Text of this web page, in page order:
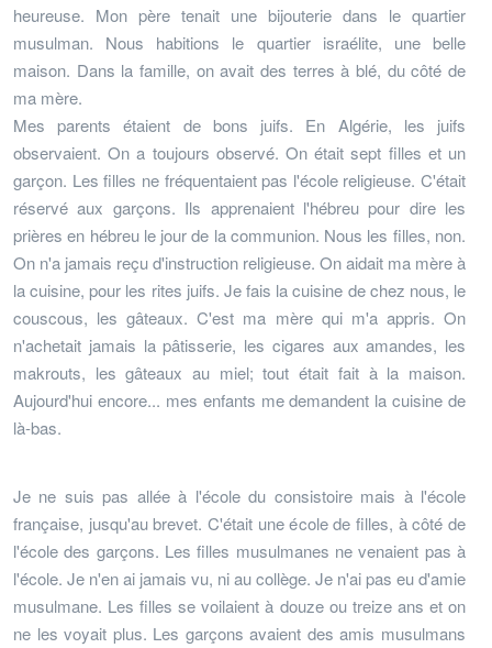
heureuse. Mon père tenait une bijouterie dans le quartier
musulman. Nous habitions le quartier israélite, une belle
maison. Dans la famille, on avait des terres à blé, du côté de
ma mère.
Mes parents étaient de bons juifs. En Algérie, les juifs
observaient. On a toujours observé. On était sept filles et un
garçon. Les filles ne fréquentaient pas l'école religieuse. C'était
réservé aux garçons. Ils apprenaient l'hébreu pour dire les
prières en hébreu le jour de la communion. Nous les filles, non.
On n'a jamais reçu d'instruction religieuse. On aidait ma mère à
la cuisine, pour les rites juifs. Je fais la cuisine de chez nous, le
couscous, les gâteaux. C'est ma mère qui m'a appris. On
n'achetait jamais la pâtisserie, les cigares aux amandes, les
makrouts, les gâteaux au miel; tout était fait à la maison.
Aujourd'hui encore... mes enfants me demandent la cuisine de
là-bas.
Je ne suis pas allée à l'école du consistoire mais à l'école
française, jusqu'au brevet. C'était une école de filles, à côté de
l'école des garçons. Les filles musulmanes ne venaient pas à
l'école. Je n'en ai jamais vu, ni au collège. Je n'ai pas eu d'amie
musulmane. Les filles se voilaient à douze ou treize ans et on
ne les voyait plus. Les garçons avaient des amis musulmans